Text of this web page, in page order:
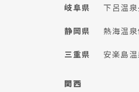
岐阜県
下呂温泉
静岡県
熱海温泉
三重県
安楽島
関西